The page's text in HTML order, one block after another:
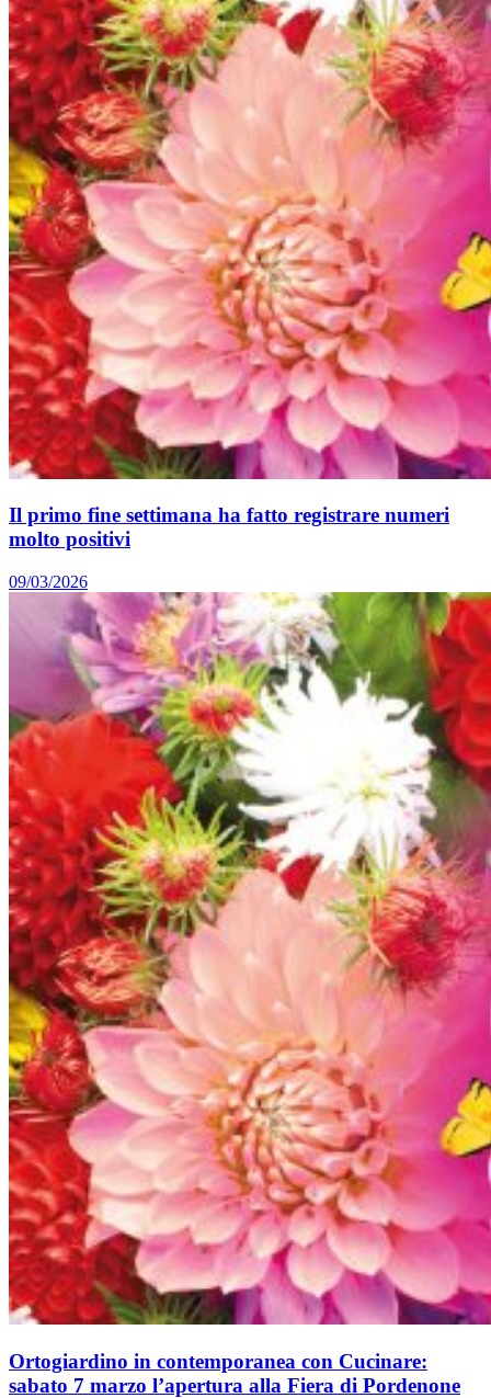
Il primo fine settimana ha fatto registrare numeri
molto positivi
09/03/2026
Ortogiardino in contemporanea con Cucinare:
sabato 7 marzo l’apertura alla Fiera di Pordenone